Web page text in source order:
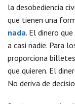
la desobediencia
que tienen una
nada. El dinero
a casi nadie. Para
proporciona
que quieren. El
No deriva de